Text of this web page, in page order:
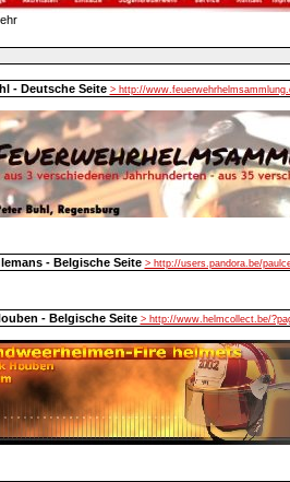
- Deutsche Seite > http://
- Belgische Seite > http://users.pandora.be/
- Belgische Seite > http://www.helmcollect.be/